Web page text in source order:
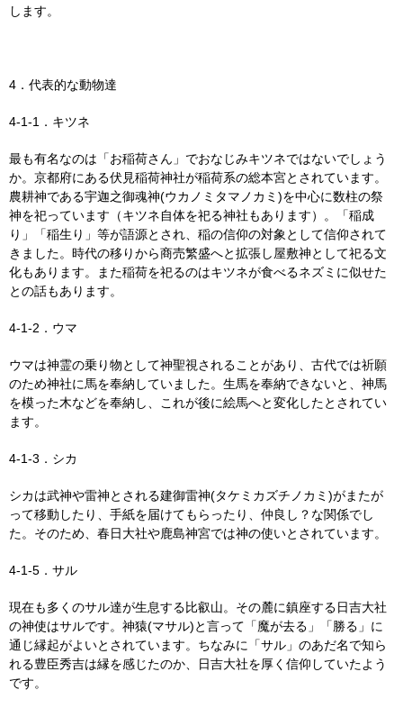
します。
4．代表的な動物達
4-1-1．キツネ
最も有名なのは「お稲荷さん」でおなじみキツネではないでしょう
か。京都府にある伏見稲荷神社が稲荷系の総本宮とされています。
農耕神である宇迦之御魂神(ウカノミタマノカミ)を中心に数柱の祭
神を祀っています（キツネ自体を祀る神社もあります）。「稲成
り」「稲生り」等が語源とされ、稲の信仰の対象として信仰されて
きました。時代の移りから商売繁盛へと拡張し屋敷神として祀る文
化もあります。また稲荷を祀るのはキツネが食べるネズミに似せた
との話もあります。
4-1-2．ウマ
ウマは神霊の乗り物として神聖視されることがあり、古代では祈願
のため神社に馬を奉納していました。生馬を奉納できないと、神馬
を模った木などを奉納し、これが後に絵馬へと変化したとされてい
ます。
4-1-3．シカ
シカは武神や雷神とされる建御雷神(タケミカズチノカミ)がまたが
って移動したり、手紙を届けてもらったり、仲良し？な関係でし
た。そのため、春日大社や鹿島神宮では神の使いとされています。
4-1-5．サル
現在も多くのサル達が生息する比叡山。その麓に鎮座する日吉大社
の神使はサルです。神猿(マサル)と言って「魔が去る」「勝る」に
通じ縁起がよいとされています。ちなみに「サル」のあだ名で知ら
れる豊臣秀吉は縁を感じたのか、日吉大社を厚く信仰していたよう
です。